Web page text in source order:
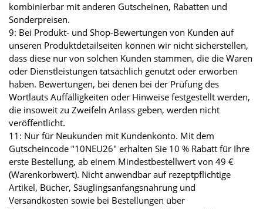
kombinierbar mit anderen Gutscheinen, Rabatten und
Sonderpreisen.
9: Bei Produkt- und Shop-Bewertungen von Kunden auf
unseren Produktdetailseiten können wir nicht sicherstellen,
dass diese nur von solchen Kunden stammen, die die Waren
oder Dienstleistungen tatsächlich genutzt oder erworben
haben. Bewertungen, bei denen bei der Prüfung des
Wortlauts Auffälligkeiten oder Hinweise festgestellt werden,
die insoweit zu Zweifeln Anlass geben, werden nicht
veröffentlicht.
11: Nur für Neukunden mit Kundenkonto. Mit dem
Gutscheincode "10NEU26" erhalten Sie 10 % Rabatt für Ihre
erste Bestellung, ab einem Mindestbestellwert von 49 €
(Warenkorbwert). Nicht anwendbar auf rezeptpflichtige
Artikel, Bücher, Säuglingsanfangsnahrung und
Versandkosten sowie bei Bestellungen über